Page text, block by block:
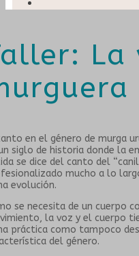
La
en el género de murga
siglo de historia donde la
se dice del canto del
mucho a lo
evolución.
se necesita de un cuerpo
la voz y el cuerpo
práctica como tampoco
del género.